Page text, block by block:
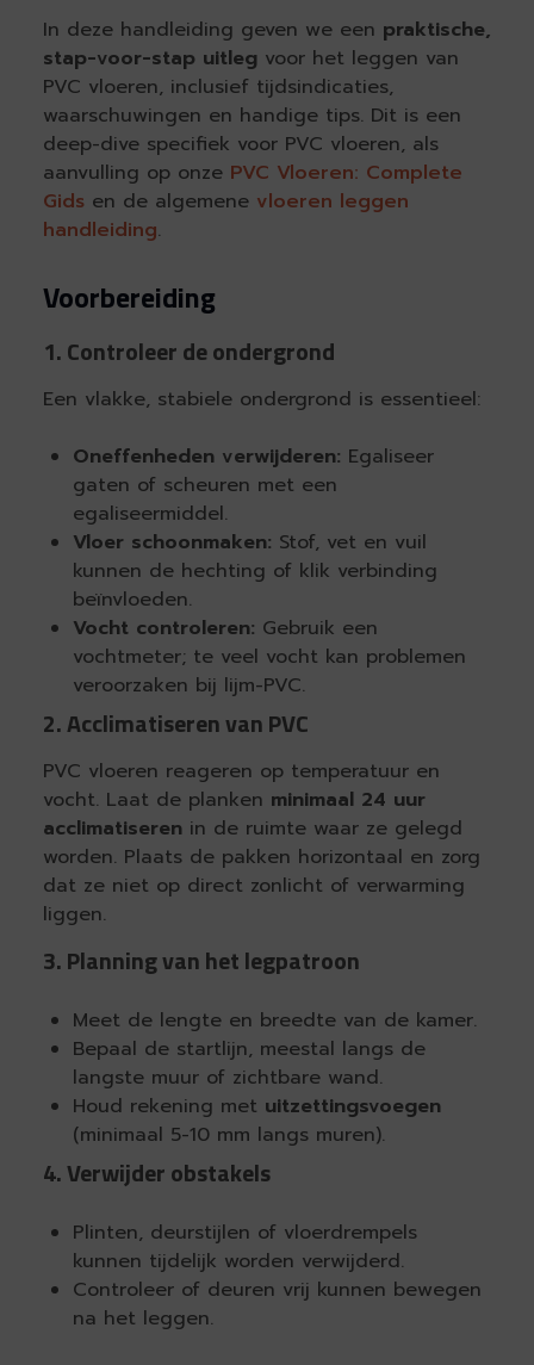
In deze handleiding geven we een praktische,
stap-voor-stap uitlegvoor het leggen van
PVC vloeren, inclusief tijdsindicaties,
waarschuwingen en handige tips. Dit is een
deep-dive specifiek voor PVC vloeren, als
aanvulling op onze PVC Vloeren: Complete
Gidsen de algemene vloeren leggen
handleiding.
Voorbereiding
1. Controleer de ondergrond
Een vlakke, stabiele ondergrond is essentieel:
Oneffenheden verwijderen: Egaliseer
gaten of scheuren met een
egaliseermiddel.
Vloer schoonmaken: Stof, vet en vuil
kunnen de hechting of klik verbinding
beïnvloeden.
Vocht controleren: Gebruik een
vochtmeter; te veel vocht kan problemen
veroorzaken bij lijm-PVC.
2. Acclimatiseren van PVC
PVC vloeren reageren op temperatuur en
vocht. Laat de planken minimaal 24 uur
acclimatiserenin de ruimte waar ze gelegd
worden. Plaats de pakken horizontaal en zorg
dat ze niet op direct zonlicht of verwarming
liggen.
3. Planning van het legpatroon
Meet de lengte en breedte van de kamer.
Bepaal de startlijn, meestal langs de
langste muur of zichtbare wand.
Houd rekening met uitzettingsvoegen
(minimaal 5-10 mm langs muren).
4. Verwijder obstakels
Plinten, deurstijlen of vloerdrempels
kunnen tijdelijk worden verwijderd.
Controleer of deuren vrij kunnen bewegen
na het leggen.